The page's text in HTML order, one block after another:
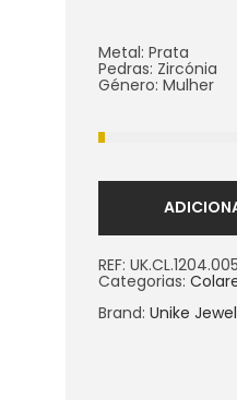
Metal: Prata
Pedras: Zircónia
Género: Mulher
REF:
Categorias:
Brand: Unike